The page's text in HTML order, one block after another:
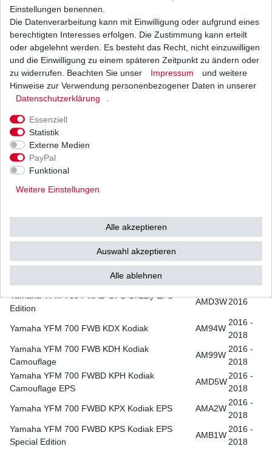
Yamaha XP 500 TMax ABS
Yamaha XP 500 TMax ABS SJ064
Yamaha XP 500 TMax ABS SJ092
2012 -
2014
Yamaha XP 500 TMax ABS SJ099
Yamaha XVS 1300 A Midnight Star
Yamaha YFM 660 R
Yamaha YFM 700 FWA GDX Grizzly
Yamaha YFM 700 FWA GDH Grizzly
Yamaha YFM 700 FWAD GPH Grizzly Camou
2016 -
Yamaha YFM 700 FWAD GPX Grizzly EPS
2016 -
Yamaha YFM 700 FWAD GPL Grizzly EPS
Yamaha YFM 700 FWAD GPS Grizzly EPS
Edition
AMD3W2016
Yamaha YFM 700 FWB KDX Kodiak AM94W
2016 -
2018
Yamaha YFM 700 FWB KDH Kodiak
Camouflage
AM99W
2016 -
2018
Yamaha YFM 700 FWBD KPH Kodiak
Camouflage EPS
AMD5W
2016 -
2018
Yamaha YFM 700 FWBD KPX Kodiak EPS AMA2W
2016 -
2018
Yamaha YFM 700 FWBD KPS Kodiak EPS
Special Edition
AMB1W
2016 -
2018
Einstellungen benennen.
Die Datenverarbeitung kann mit Einwilligung oder aufgrund eines
berechtigten Interesses erfolgen. Die Zustimmung kann erteilt
oder abgelehnt werden. Es besteht das Recht, nicht einzuwilligen
und die Einwilligung zu einem späteren Zeitpunkt zu ändern oder
zu widerrufen. Beachten Sie unser
Impressum
und weitere
Hinweise zur Verwendung personenbezogener Daten in unserer
Daten­schutz­erklärung
Essenziell
Statistik
Externe Medien
PayPal
Funktional
Weitere Einstellungen
Alle akzeptieren
Auswahl akzeptieren
Alle ablehnen